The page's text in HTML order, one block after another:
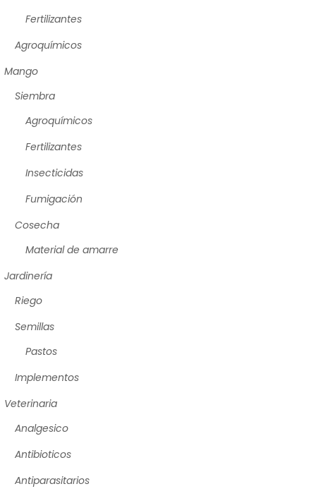
Fertilizantes
Agroquímicos
Mango
Siembra
Agroquímicos
Fertilizantes
Insecticidas
Fumigación
Cosecha
Material de amarre
Jardinería
Riego
Semillas
Pastos
Implementos
Veterinaria
Analgesico
Antibioticos
Antiparasitarios